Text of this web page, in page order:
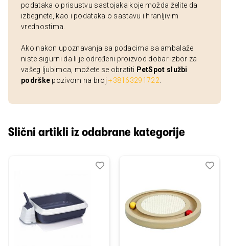
podataka o prisustvu sastojaka koje možda želite da
izbegnete, kao i podataka o sastavu i hranljivim
vrednostima.
Ako nakon upoznavanja sa podacima sa ambalaže
niste sigurni da li je određeni proizvod dobar izbor za
vašeg ljubimca, možete se obratiti PetSpot službi
podrške pozivom na broj+38163291722
Slični artikli iz odabrane kategorije
Dodaj
Uporedi